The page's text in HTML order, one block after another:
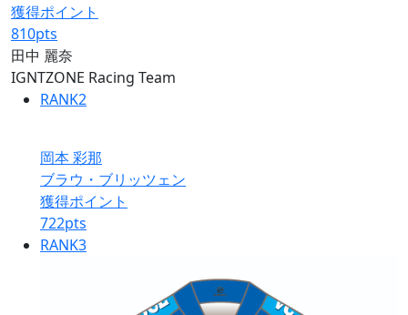
獲得ポイント
810pts
田中 麗奈
IGNTZONE Racing Team
RANK2
岡本 彩那
ブラウ・ブリッツェン
獲得ポイント
722pts
RANK3